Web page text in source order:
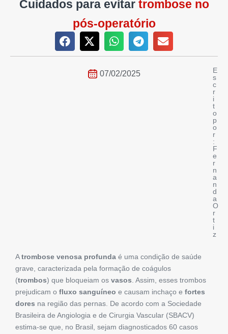
Cuidados para evitar trombose no
pós-operatório
07/02/2025
E
s
c
r
i
t
o
p
o
r
:
F
e
r
n
a
n
d
a
O
r
t
i
z
Atrombose venosa profunda é uma condição de saúde
grave, caracterizada pela formação de coágulos
(trombos) que bloqueiam os vasos. Assim, esses trombos
prejudicam o fluxo sanguíneo e causam inchaço e fortes
dores na região das pernas. De acordo com a Sociedade
Brasileira de Angiologia e de Cirurgia Vascular (SBACV)
estima-se que, no Brasil, sejam diagnosticados 60 casos